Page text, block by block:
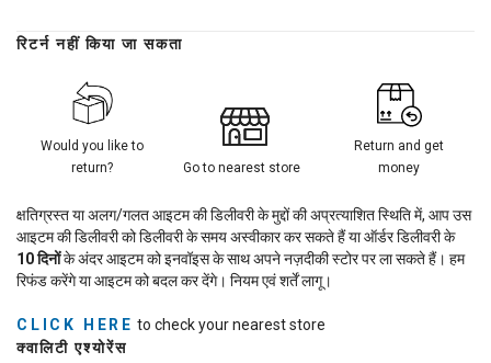
रिटर्न नहीं किया जा सकता
Would you like to
return?
Go to nearest store
Return and get
money
क्षतिग्रस्त या अलग/गलत आइटम की डिलीवरी के मुद्दों की अप्रत्याशित स्थिति में, आप उस
आइटम की डिलीवरी को डिलीवरी के समय अस्वीकार कर सकते हैं या ऑर्डर डिलीवरी के
10दिनोंके अंदर आइटम को इनवॉइस के साथ अपने नज़दीकी स्टोर पर ला सकते हैं। हम
रिफंड करेंगे या आइटम को बदल कर देंगे। नियम एवं शर्तें लागू।
CLICK HERE to check your nearest store
क्वालिटी एश्योरेंस